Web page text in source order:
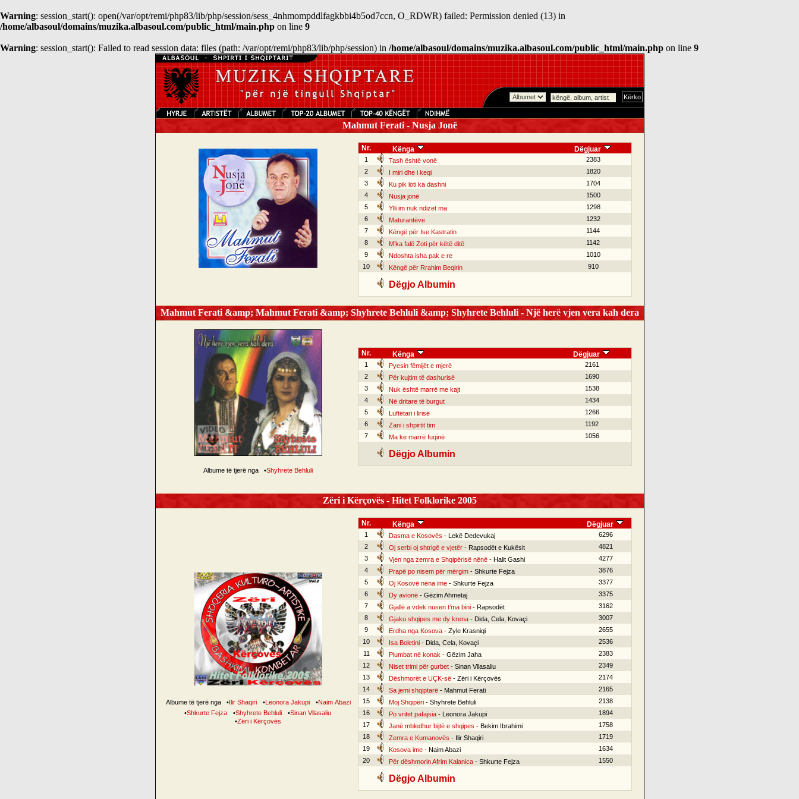
Warning: session_start(): open(/var/opt/remi/php83/lib/php/session/sess_4nhmompddlfagkbbi4b5od7ccn, O_RDWR) failed: Permission denied (13) in
/home/albasoul/domains/muzika.albasoul.com/public_html/main.php on line 9
Warning: session_start(): Failed to read session data: files (path: /var/opt/remi/php83/lib/php/session) in /home/albasoul/domains/muzika.albasoul.com/public_html/main.php on line 9
Mahmut Ferati - Nusja Jonë
Nr. Kënga Dëgjuar
1 Tash është vonë
2383
2
I miri dhe i keqi
1820
3
Ku pik loti ka dashni
1704
4
Nusja jonë
1500
5
Ylli im nuk ndizet ma
1298
6
Maturantëve
1232
7
Këngë për Ise Kastratin
1144
8
M’ka falë Zoti për këtë ditë
1142
9
Ndoshta isha pak e re
1010
10
Këngë për Rrahim Beqirin 910
Dëgjo Albumin
Mahmut Ferati &amp; Mahmut Ferati &amp; Shyhrete Behluli &amp; Shyhrete Behluli - Një herë vjen vera kah dera
Albume të tjerë nga •Shyhrete Behluli
Nr. Kënga Dëgjuar
1 Pyesin fëmijët e mjerë
2161
2
Për kujtim të dashurisë
1690
3
Nuk është marrë me kajt
1538
4
Në dritare të burgut
1434
5
Luftëtari i lirisë
1266
6
Zani i shpirtit tim
1192
7
Ma ke marrë fuqinë 1056
Dëgjo Albumin
Zëri i Kërçovës - Hitet Folklorike 2005
Albume të tjerë nga •Ilir Shaqiri •Leonora Jakupi •Naim Abazi
•Shkurte Fejza •Shyhrete Behluli •Sinan Vllasaliu
•Zëri i Kërçovës
Nr. Kënga Dëgjuar
1 Dasma e Kosovës - Lekë Dedevukaj
6296
2
Oj serbi oj shtrigë e vjetër- Rapsodët e Kukësit
4821
3
Vjen nga zemra e Shqipërisë nënë- Halit Gashi
4277
4
Prapë po nisem për mërgim- Shkurte Fejza
3876
5
Oj Kosovë nëna ime- Shkurte Fejza
3377
6
Dy avionë- Gëzim Ahmetaj
3375
7
Gjallë a vdek nusen t’ma bini- Rapsodët
3162
8
Gjaku shqipes me dy krena- Dida, Cela, Kovaçi
3007
9
Erdha nga Kosova- Zyle Krasniqi
2655
10
Isa Boletini- Dida, Cela, Kovaçi
2536
11
Plumbat në konak - Gëzim Jaha
2383
12
Niset trimi për gurbet- Sinan Vllasaliu
2349
13
Dëshmorët e UÇK-së- Zëri i Kërçovës
2174
14
Sa jemi shqiptarë- Mahmut Ferati
2165
15
Moj Shqipëri- Shyhrete Behluli
2138
16
Po vritet pafajsia- Leonora Jakupi
1894
17
Janë mbledhur bijtë e shqipes - Bekim Ibrahimi
1758
18
Zemra e Kumanovës - Ilir Shaqiri
1719
19
Kosova ime- Naim Abazi
1634
20
Për dëshmorin Afrim Kalanica- Shkurte Fejza 1550
Dëgjo Albumin